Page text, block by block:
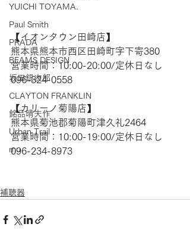
YUICHI TOYAMA.
Paul Smith
PRADA
BEAMS DESIGN
坂田銀次郎
CLAYTON FRANKLIN
銘品晴夫作
Urban Trail
mu
【​イオンタウン田崎店】
熊本県熊本市西区田崎町字下寄380
営業時間：10:00-20:00/定休日なし
096-324-0558
【​カリーノ菊陽店】
熊本県菊池郡菊陽町津久礼2464
営業時間：10:00-19:00/定休日なし
096-234-8973
補聴器